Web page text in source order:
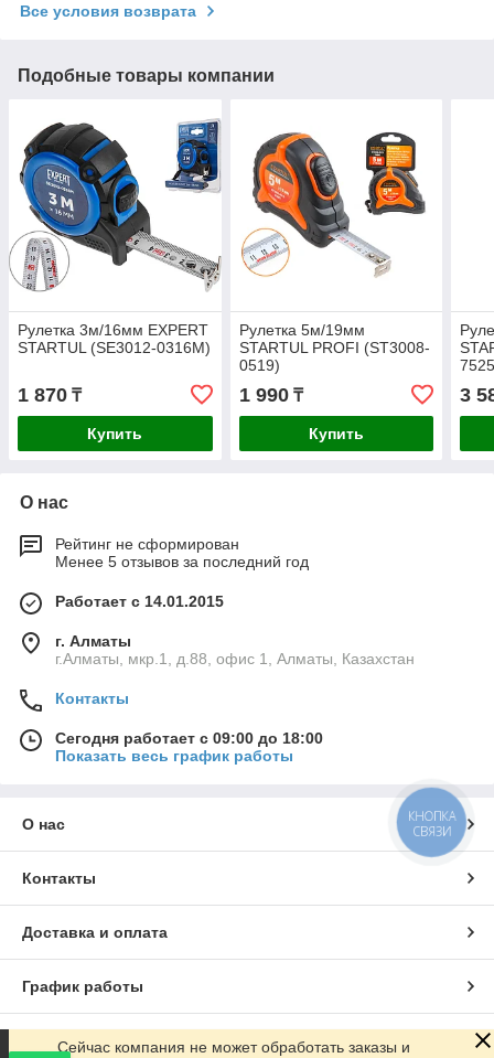
Все условия возврата
Подобные товары компании
Рулетка 3м/16мм EXPERT
STARTUL (SE3012-0316M)
1 870 ₸
Купить
Рулетка 5м/19мм
STARTUL PROFI (ST3008-
0519)
1 990₸
Купить
3
О нас
Рейтинг не сформирован
Менее 5 отзывов за последний год
Работает с 14.01.2015
г. Алматы
г.Алматы, мкр.1, д.88, офис 1, Алматы, Казахстан
Контакты
Сегодня работает с 09:00 до 18:00
Показать весь график работы
О нас
Контакты
Доставка и оплата
График работы
Полная версия сайта
Сейчас компания не может обработать заказы и
КНОПКА
СВЯЗИ